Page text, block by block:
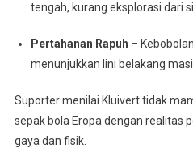
tengah, kurang eksplorasi dari
Pertahanan Rapuh –
menunjukkan lini belakang
Suporter menilai Kluivert tidak
sepak bola Eropa dengan realitas
gaya dan fisik.